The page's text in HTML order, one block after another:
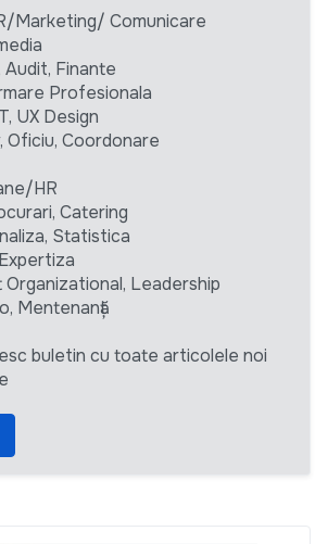
Marketing/ Comunicare
Finante
Profesionala
UX Design
Oficiu, Coordonare
HR
Catering
Statistica
Leadership
Mentenanță
buletin cu toate articolele noi